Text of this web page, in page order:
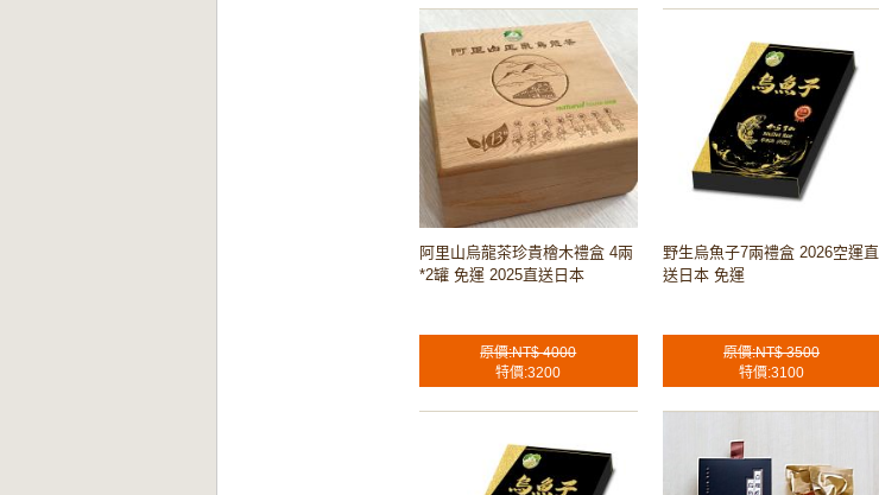
阿里山烏龍茶珍貴檜木禮盒 4兩
*2罐 免運 2025直送日本
原價:NT$ 4000
特價:3200
野生烏魚子7兩禮盒 2026空運直
送日本 免運
原價:NT$ 3500
特價:3100